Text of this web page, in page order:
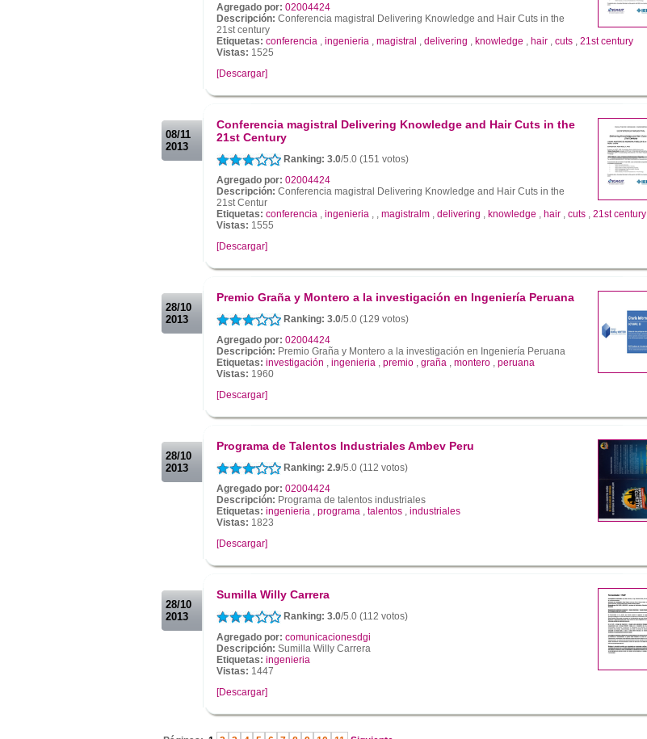
Agregado por: 02004424
Descripción: Conferencia magistral Delivering Knowledge and Hair Cuts in the
21st century
Etiquetas: conferencia , ingenieria , magistral , delivering , knowledge , hair , cuts , 21st century
Vistas: 1525
[Descargar]
08/11
2013
Conferencia magistral Delivering Knowledge and Hair Cuts in the
21st Century
Ranking: 3.0/5.0 (151 votos)
Agregado por: 02004424
Descripción: Conferencia magistral Delivering Knowledge and Hair Cuts in the
21st Centur
Etiquetas: conferencia , ingenieria , , magistralm , delivering , knowledge , hair , cuts , 21st century
Vistas: 1555
[Descargar]
28/10
2013
Premio Graña y Montero a la investigación en Ingeniería Peruana
Ranking: 3.0/5.0 (129 votos)
Agregado por: 02004424
Descripción: Premio Graña y Montero a la investigación en Ingeniería Peruana
Etiquetas: investigación , ingenieria , premio , graña , montero , peruana
Vistas: 1960
[Descargar]
28/10
2013
Programa de Talentos Industriales Ambev Peru
Ranking: 2.9/5.0 (112 votos)
Agregado por: 02004424
Descripción: Programa de talentos industriales
Etiquetas: ingenieria , programa , talentos , industriales
Vistas: 1823
[Descargar]
28/10
2013
Sumilla Willy Carrera
Ranking: 3.0/5.0 (112 votos)
Agregado por: comunicacionesdgi
Descripción: Sumilla Willy Carrera
Etiquetas: ingenieria
Vistas: 1447
[Descargar]